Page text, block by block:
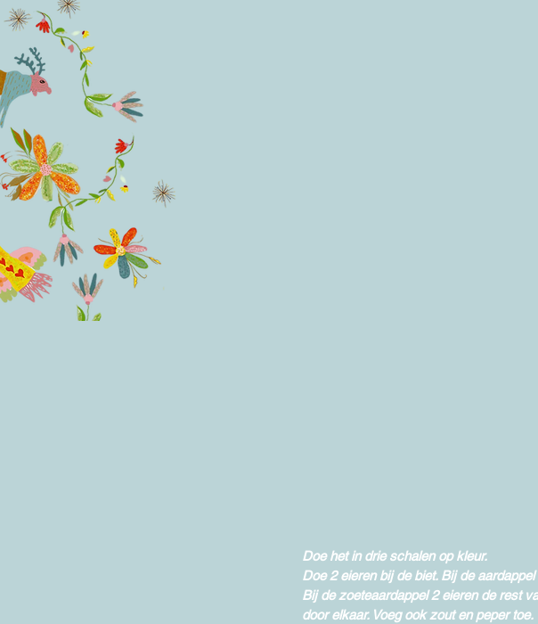
Doe het in drie schalen op kleur.
Doe 2 eieren bij de biet. Bij de
Bij de zoeteaardappel 2 eieren de rest
door elkaar. Voeg ook zout en peper toe.